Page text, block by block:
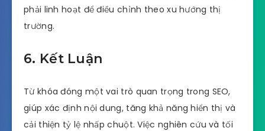
phải linh hoạt để điều chỉnh theo xu hướng thị
trường.
6. Kết Luận
Từ khóa đóng một vai trò quan trọng trong SEO,
giúp xác định nội dung, tăng khả năng hiển thị và
cải thiện tỷ lệ nhấp chuột. Việc nghiên cứu và tối